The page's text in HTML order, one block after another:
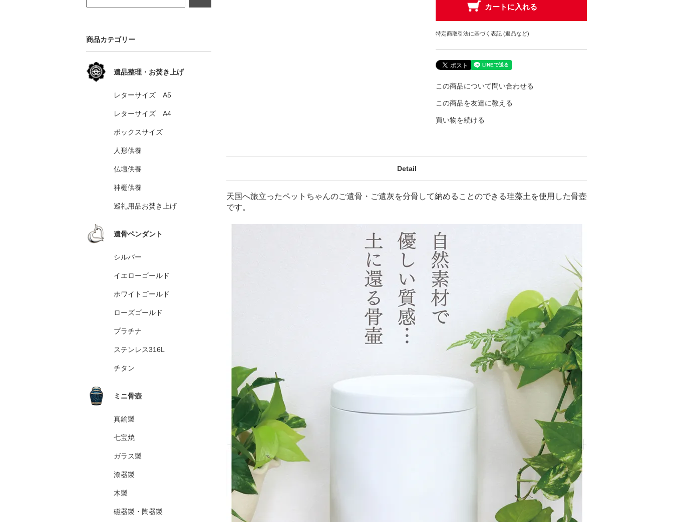
特定商取引法に基づく表記 (返品など)
この商品について問い合わせる
この商品を友達に教える
買い物を続ける
Detail
天国へ旅立ったペットちゃんのご遺骨・ご遺灰を分骨して納めることのできる珪藻土を使用した骨壺
です。
商品カテゴリー
遺品整理・お焚き上げ
レターサイズ A5
レターサイズ A4
ボックスサイズ
人形供養
仏壇供養
神棚供養
巡礼用品お焚き上げ
遺骨ペンダント
シルバー
イエローゴールド
ホワイトゴールド
ローズゴールド
プラチナ
ステンレス316L
チタン
ミニ骨壺
真鍮製
七宝焼
ガラス製
漆器製
木製
磁器製・陶器製